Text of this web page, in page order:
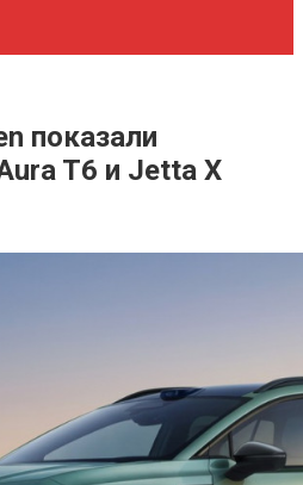
показали
T6 и Jettа X